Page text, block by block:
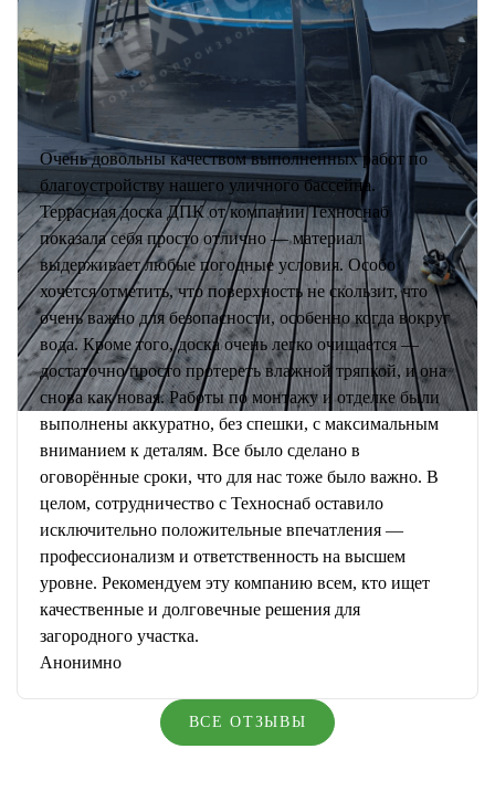
Очень довольны качеством выполненных работ по
благоустройству нашего уличного бассейна.
Террасная доска ДПК от компании Техноснаб
показала себя просто отлично — материал
выдерживает любые погодные условия. Особо
хочется отметить, что поверхность не скользит, что
очень важно для безопасности, особенно когда вокруг
вода. Кроме того, доска очень легко очищается —
достаточно просто протереть влажной тряпкой, и она
снова как новая. Работы по монтажу и отделке были
выполнены аккуратно, без спешки, с максимальным
вниманием к деталям. Все было сделано в
оговорённые сроки, что для нас тоже было важно. В
целом, сотрудничество с Техноснаб оставило
исключительно положительные впечатления —
профессионализм и ответственность на высшем
уровне. Рекомендуем эту компанию всем, кто ищет
качественные и долговечные решения для
загородного участка.
Анонимно
ВСЕ ОТЗЫВЫ